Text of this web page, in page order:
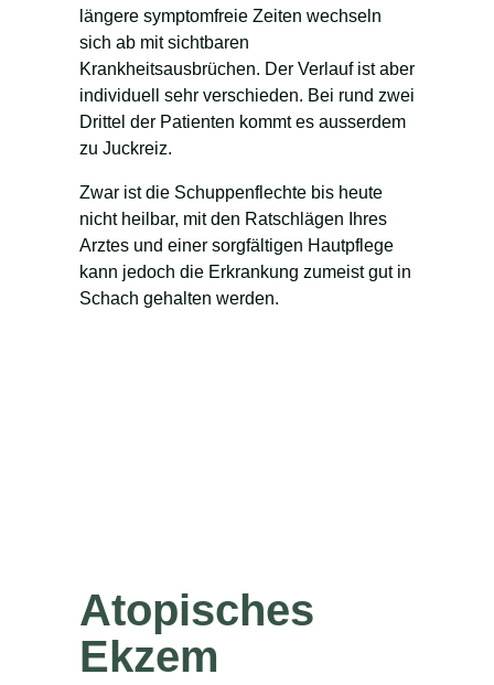
längere symptomfreie Zeiten wechseln
sich ab mit sichtbaren
Krankheitsausbrüchen. Der Verlauf ist aber
individuell sehr verschieden. Bei rund zwei
Drittel der Patienten kommt es ausserdem
zu Juckreiz.
Zwar ist die Schuppenflechte bis heute
nicht heilbar, mit den Ratschlägen Ihres
Arztes und einer sorgfältigen Hautpflege
kann jedoch die Erkrankung zumeist gut in
Schach gehalten werden.
Atopisches
Ekzem